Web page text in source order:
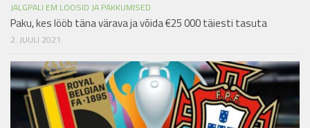
JALGPALI EM LOOSID JA PAKKUMISED
Paku, kes lööb täna värava ja võida €25 000 täiesti tasuta
2. JUULI 2021